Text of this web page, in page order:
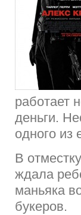
работает
деньги.
одного из
В
ждала
маньяка
букеров.